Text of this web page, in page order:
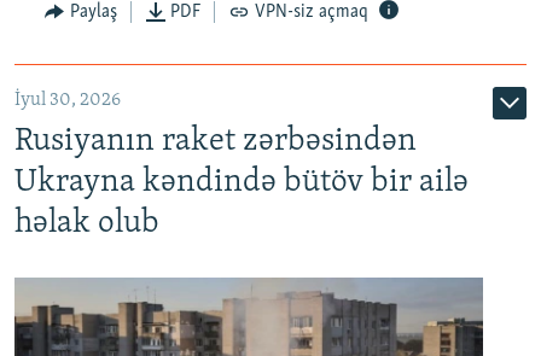
Paylaş PDF VPN-siz açmaq
İyul 30, 2026
Rusiyanın raket zərbəsindən
Ukrayna kəndində bütöv bir ailə
həlak olub